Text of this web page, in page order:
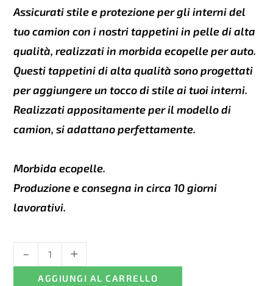
era:
225,00 €.
è:
210,00 €.
Assicurati stile e protezione per gli interni del
tuo camion con i nostri tappetini in pelle di alta
qualità, realizzati in morbida ecopelle per auto.
Questi tappetini di alta qualità sono progettati
per aggiungere un tocco di stile ai tuoi interni.
Realizzati appositamente per il modello di
camion, si adattano perfettamente.
Morbida ecopelle.
Produzione e consegna in circa 10 giorni
lavorativi.
in
- +
AGGIUNGI AL CARRELLO